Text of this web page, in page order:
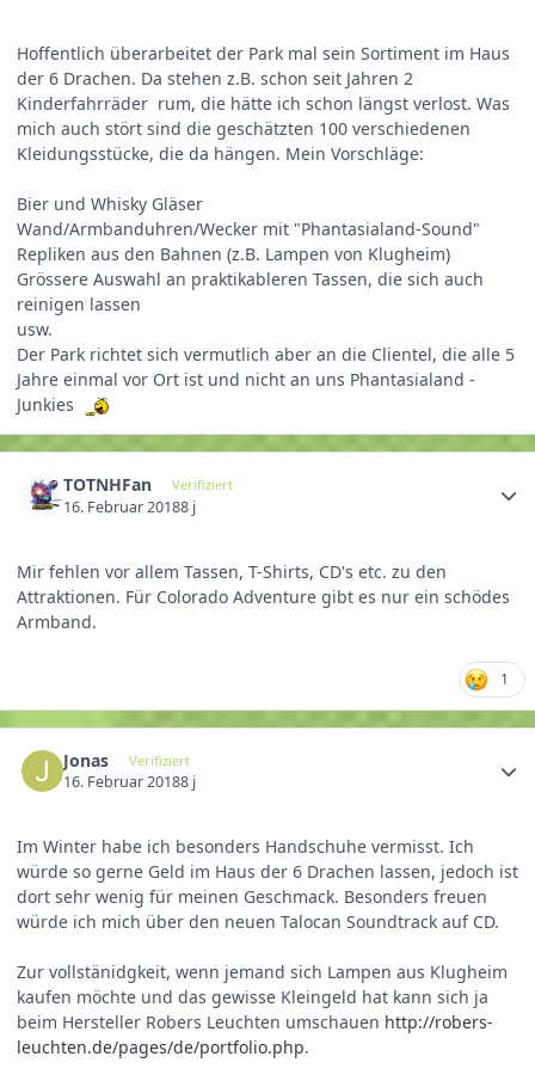
Hoffentlich überarbeitet der Park mal sein Sortiment im Haus
der 6 Drachen. Da stehen z.B. schon seit Jahren 2
Kinderfahrräder rum, die hätte ich schon längst verlost. Was
mich auch stört sind die geschätzten 100 verschiedenen
Kleidungsstücke, die da hängen. Mein Vorschläge:
Bier und Whisky Gläser
Wand/Armbanduhren/Wecker mit "Phantasialand-Sound"
Repliken aus den Bahnen (z.B. Lampen von Klugheim)
Grössere Auswahl an praktikableren Tassen, die sich auch
reinigen lassen
usw.
Der Park richtet sich vermutlich aber an die Clientel, die alle 5
Jahre einmal vor Ort ist und nicht an uns Phantasialand -
Junkies
TOTNHFan Verifiziert
16. Februar 20188 j
Mir fehlen vor allem Tassen, T-Shirts, CD's etc. zu den
Attraktionen. Für Colorado Adventure gibt es nur ein schödes
Armband.
1
Jonas Verifiziert
16. Februar 20188 j
Im Winter habe ich besonders Handschuhe vermisst. Ich
würde so gerne Geld im Haus der 6 Drachen lassen, jedoch ist
dort sehr wenig für meinen Geschmack. Besonders freuen
würde ich mich über den neuen Talocan Soundtrack auf CD.
Zur vollstänidgkeit, wenn jemand sich Lampen aus Klugheim
kaufen möchte und das gewisse Kleingeld hat kann sich ja
beim Hersteller Robers Leuchten umschauen http://robers-
leuchten.de/pages/de/portfolio.php.